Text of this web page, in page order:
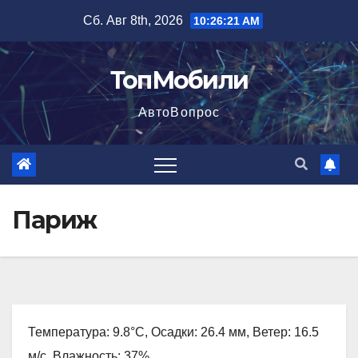
содержимому
Сб. Авг 8th, 2026 10:26:22 AM
ТопМобили
АвтоВопрос
Париж
Температура: 9.8°C, Осадки: 26.4 мм, Ветер: 16.5